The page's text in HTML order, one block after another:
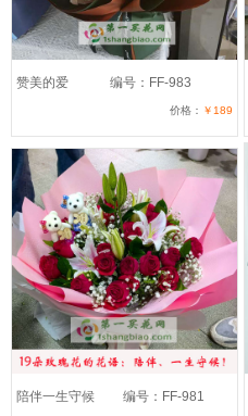
赞美的爱 编号：FF-983
价格： ￥189
陪伴一生守候 编号：FF-981